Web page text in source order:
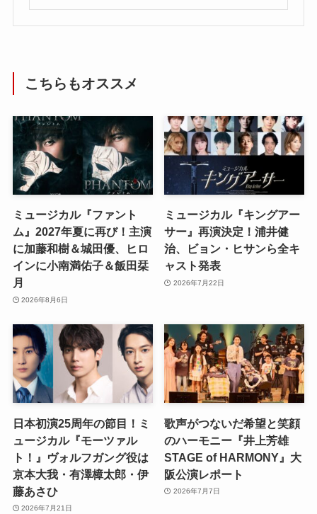
こちらもオススメ
ミュージカル『ファント
ム』2027年夏に再び！主演
に加藤和樹＆城田優、ヒロ
インに小南満佑子＆飯田栞
月
2026年8月6日
ミュージカル『キングアー
サー』再演決定！浦井健
治、ビョン・ヒサンら全キ
ャスト発表
2026年7月22日
日本初演25周年の節目！ミ
ュージカル『モーツァル
ト！』ヴォルフガング役は
京本大我・有澤樟太郎・伊
藤あさひ
2026年7月21日
歌声がつないだ希望と笑顔
のハーモニー『井上芳雄
STAGE of HARMONY』大
阪公演レポート
2026年7月7日